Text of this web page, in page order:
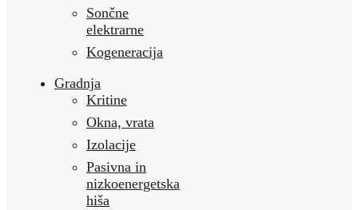
Sončne
elektrarne
Kogeneracija
Gradnja
Kritine
Okna, vrata
Izolacije
Pasivna in
nizkoenergetska
hiša